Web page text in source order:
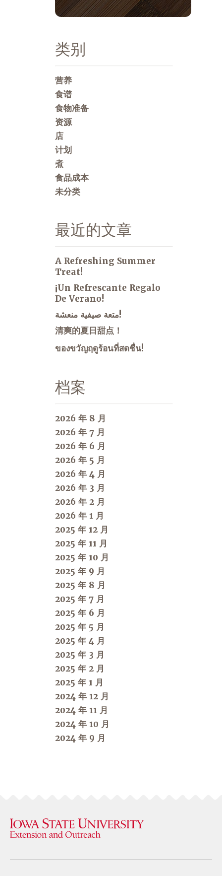
类别
营养
食谱
食物准备
资源
店
计划
煮
食品成本
未分类
最近的文章
A Refreshing Summer
Treat!
¡Un Refrescante Regalo
De Verano!
متعة صيفية منعشة!
清爽的夏日甜点！
ของขวัญฤดูร้อนที่สดชื่น!
档案
2026 年 8 月
2026 年 7 月
2026 年 6 月
2026 年 5 月
2026 年 4 月
2026 年 3 月
2026 年 2 月
2026 年 1 月
2025 年 12 月
2025 年 11 月
2025 年 10 月
2025 年 9 月
2025 年 8 月
2025 年 7 月
2025 年 6 月
2025 年 5 月
2025 年 4 月
2025 年 3 月
2025 年 2 月
2025 年 1 月
2024 年 12 月
2024 年 11 月
2024 年 10 月
2024 年 9 月